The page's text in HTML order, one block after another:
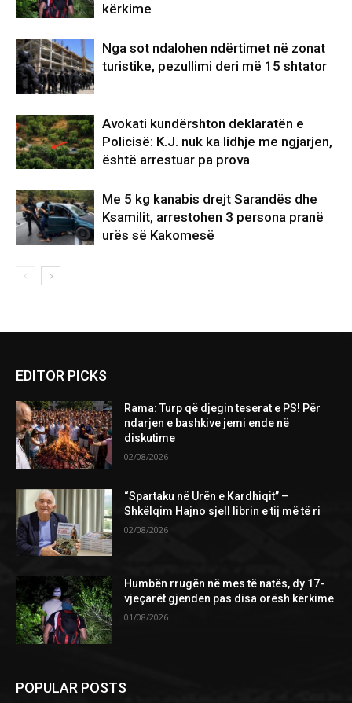
kërkime
Nga sot ndalohen ndërtimet në zonat
turistike, pezullimi deri më 15 shtator
Avokati kundërshton deklaratën e
Policisë: K.J. nuk ka lidhje me ngjarjen,
është arrestuar pa prova
Me 5 kg kanabis drejt Sarandës dhe
Ksamilit, arrestohen 3 persona pranë
urës së Kakomesë
EDITOR PICKS
Rama: Turp që djegin teserat e PS! Për
ndarjen e bashkive jemi ende në
diskutime
02/08/2026
“Spartaku në Urën e Kardhiqit” –
Shkëlqim Hajno sjell librin e tij më të ri
02/08/2026
Humbën rrugën në mes të natës, dy 17-
vjeçarët gjenden pas disa orësh kërkime
01/08/2026
POPULAR POSTS